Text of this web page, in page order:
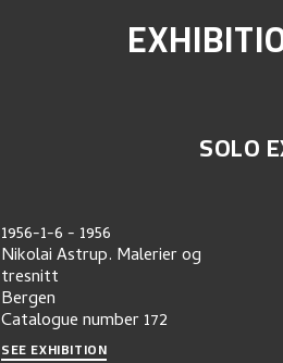
SOLO
1956-1-6- 1956
Nikolai Astrup. Malerier og
tresnitt
Bergen
Catalogue number172
SEE EXHIBITION